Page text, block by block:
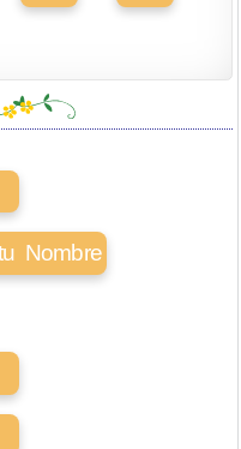
Nombre